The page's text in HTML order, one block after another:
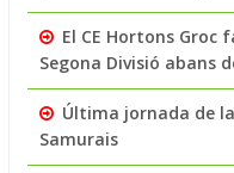
El CE Hortons Groc
Segona Divisió abans
Última jornada de
Samurais